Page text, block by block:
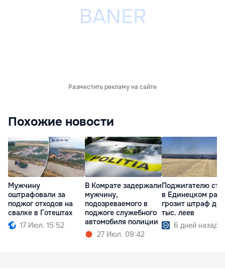
Разместить рекламу на сайте
Похожие новости
Мужчину
оштрафовали за
поджог отходов на
свалке в Готештах
17 Июл. 15:52
В Комрате задержали
мужчину,
подозреваемого в
поджоге служебного
автомобиля полиции
27 Июл. 09:42
Поджигателю
в Единецком
грозит штраф до
тыс. леев
6 дней назад